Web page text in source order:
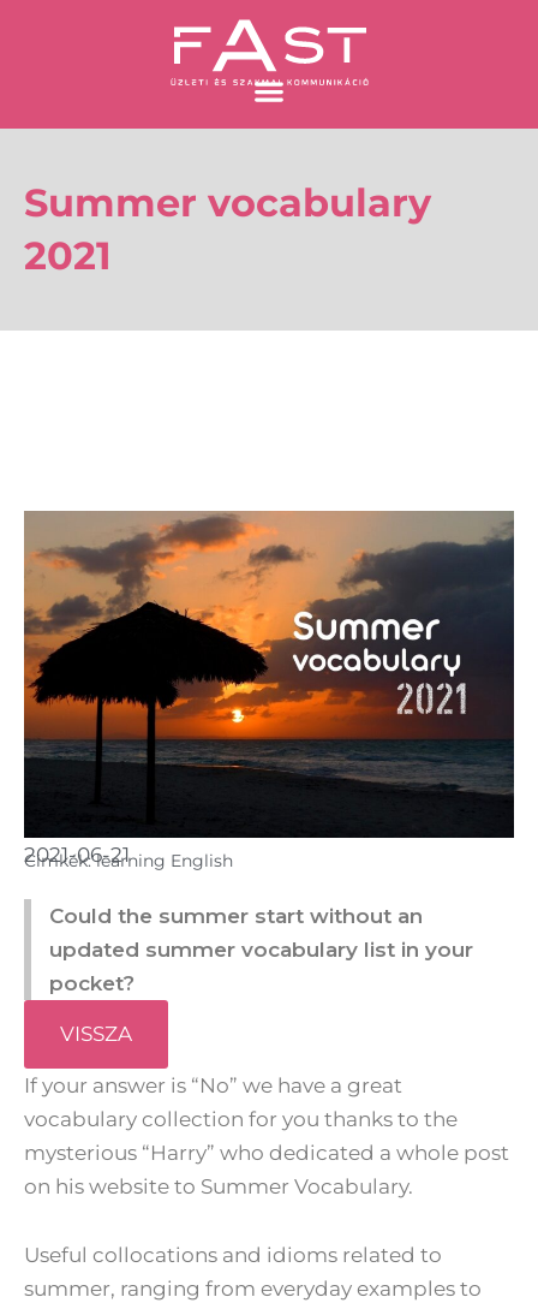
Summer vocabulary
2021
2021-06-21
Cimkék: learning English
Could the summer start without an
updated summer vocabulary list in your
pocket?
VISSZA
If your answer is “No” we have a great
vocabulary collection for you thanks to the
mysterious “Harry” who dedicated a whole post
on his website to Summer Vocabulary.
Useful collocations and idioms related to
summer, ranging from everyday examples to